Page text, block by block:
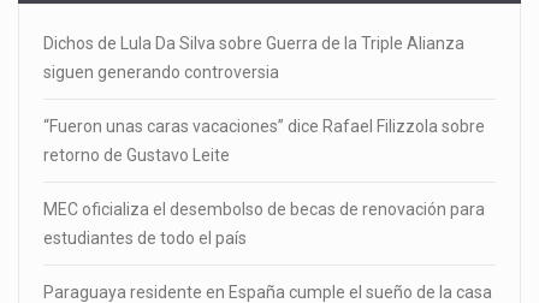
Dichos de Lula Da Silva sobre Guerra de la Triple Alianza
siguen generando controversia
“Fueron unas caras vacaciones” dice Rafael Filizzola sobre
retorno de Gustavo Leite
MEC oficializa el desembolso de becas de renovación para
estudiantes de todo el país
Paraguaya residente en España cumple el sueño de la casa